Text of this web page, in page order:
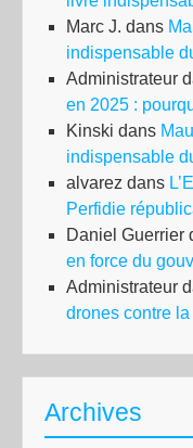
Marc J. dans
indispensable
Administrateur
en 2025 :
Kinski dans
indispensable
alvarez dans
Perfidie
Daniel Guerrier
en force du
Administrateur
drones contre
Archives